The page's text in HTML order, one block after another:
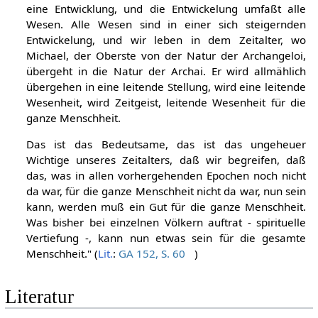
eine Entwicklung, und die Entwickelung umfaßt alle
Wesen. Alle Wesen sind in einer sich steigernden
Entwickelung, und wir leben in dem Zeitalter, wo
Michael, der Oberste von der Natur der Archangeloi,
übergeht in die Natur der Archai. Er wird allmählich
übergehen in eine leitende Stellung, wird eine leitende
Wesenheit, wird Zeitgeist, leitende Wesenheit für die
ganze Menschheit.
Das ist das Bedeutsame, das ist das ungeheuer
Wichtige unseres Zeitalters, daß wir begreifen, daß
das, was in allen vorhergehenden Epochen noch nicht
da war, für die ganze Menschheit nicht da war, nun sein
kann, werden muß ein Gut für die ganze Menschheit.
Was bisher bei einzelnen Völkern auftrat - spirituelle
Vertiefung -, kann nun etwas sein für die gesamte
Menschheit." (Lit.: GA 152, S. 60 )
Literatur